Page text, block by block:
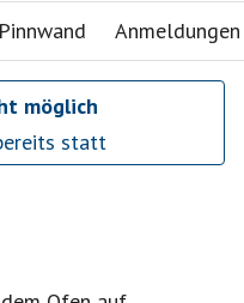
Pinnwand Anmeldungen
möglich
statt